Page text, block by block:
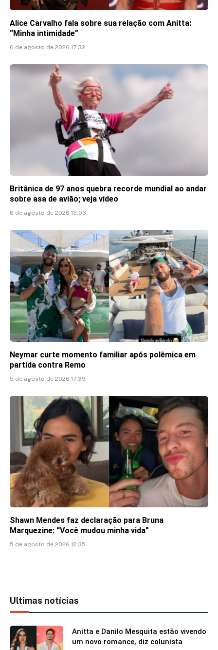
Alice Carvalho fala sobre sua relação com Anitta:
“Minha intimidade”
6 de agosto de 2026 17:32
Britânica de 97 anos quebra recorde mundial ao andar
sobre asa de avião; veja vídeo
6 de agosto de 2026 13:03
Neymar curte momento familiar após polêmica em
partida contra Remo
5 de agosto de 2026 17:39
Shawn Mendes faz declaração para Bruna
Marquezine: “Você mudou minha vida”
5 de agosto de 2026 12:35
Ultimas notícias
Anitta e Danilo Mesquita estão vivendo
um novo romance, diz colunista